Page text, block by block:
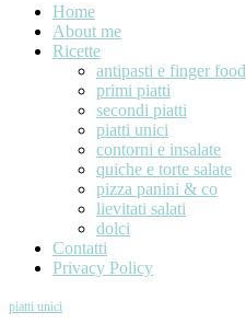
Home
About me
Ricette
antipasti e finger food
primi piatti
secondi piatti
piatti unici
contorni e insalate
quiche e torte salate
pizza panini & co
lievitati salati
dolci
Contatti
Privacy Policy
piatti unici